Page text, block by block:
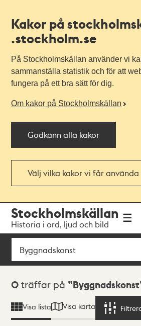
Kakor på
.stockholm.se
På Stockholmskällan använder vi
sammanställa statistik och för att
fungera på ett bra sätt för dig.
Om kakor på Stockholmskällan
Godkänn alla kakor
Välj vilka kakor vi får använda
navigationen
huvudinnehållet
Stockholmskällan
Historia i ord, ljud och bild
Sök
Sökresultat
0 träffar på Byggnadskonst
Visa lista Visa karta